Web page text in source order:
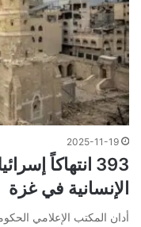
2025-11-19
393 انتهاكاً
الإنسانية في غزة
أدان المكتب الإعلامي